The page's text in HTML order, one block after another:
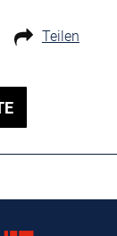
Teilen